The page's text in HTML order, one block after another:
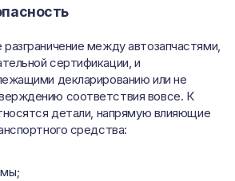
между автозапчастями,
сертификации, и
декларированию или не
соответствия вовсе. К
детали, напрямую влияющие
средства: